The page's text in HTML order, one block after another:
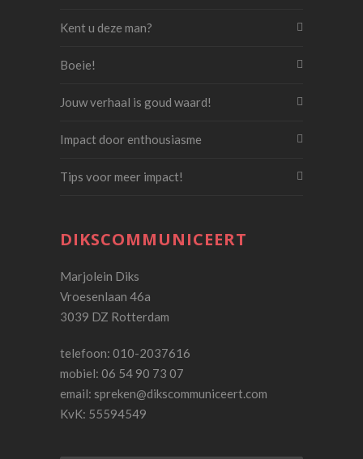
Kent u deze man?
Boeie!
Jouw verhaal is goud waard!
Impact door enthousiasme
Tips voor meer impact!
DIKSCOMMUNICEERT
Marjolein Diks
Vroesenlaan 46a
3039 DZ Rotterdam
telefoon: 010-2037616
mobiel: 06 54 90 73 07
email: spreken@dikscommuniceert.com
KvK: 55594549